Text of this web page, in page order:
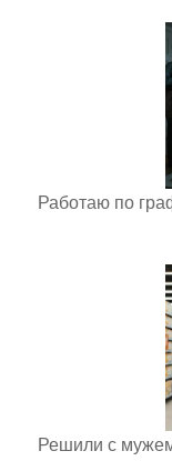
Работаю по
Решили с